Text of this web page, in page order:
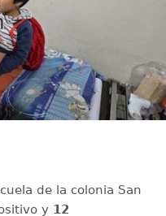
de la colonia San
y 12